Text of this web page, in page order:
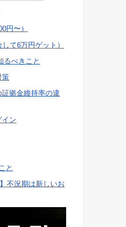
円〜）
て6万円ゲット）
るべきこと
策
証拠金維持率の違
イン
と
不況期は新しいお